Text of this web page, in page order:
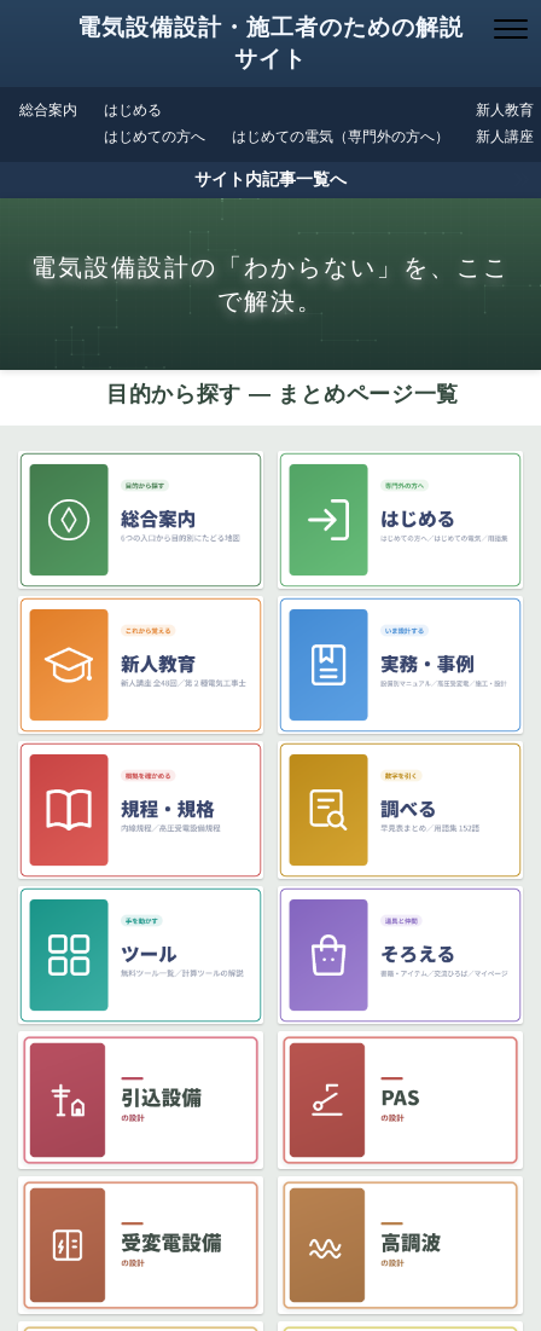
電気設備設計・施工者のための解説
サイト
総合案内
はじめる
はじめての方へ
はじめての電気（専門外の方へ）
新人教育
新人講座
サイト内記事一覧へ
電気設備設計の「わからない」を、ここ
で解決。